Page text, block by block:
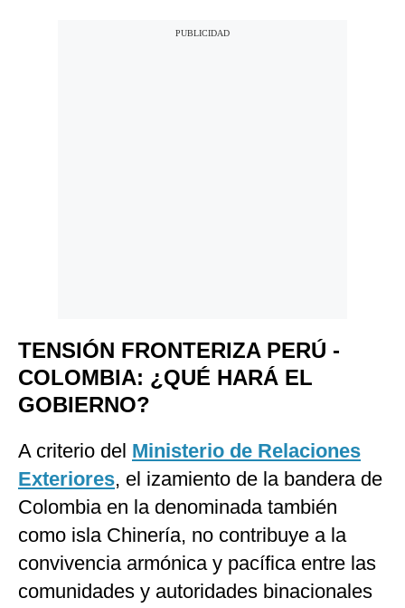
TENSIÓN FRONTERIZA PERÚ -
COLOMBIA: ¿QUÉ HARÁ EL
GOBIERNO?
A criterio del Ministerio de Relaciones
Exteriores, el izamiento de la bandera de
Colombia en la denominada también
como isla Chinería, no contribuye a la
convivencia armónica y pacífica entre las
comunidades y autoridades binacionales